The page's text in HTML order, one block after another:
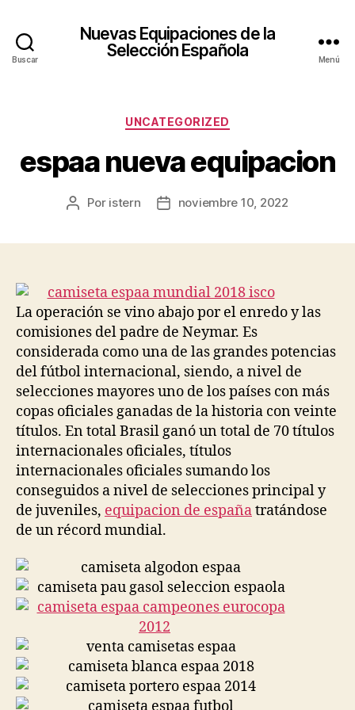
Buscar
Nuevas Equipaciones de la
Selección Española
Menú
Categorías
UNCATEGORIZED
espaa nueva equipacion
Autor
Por istern
Fechanoviembre 10, 2022
La operación se vino abajo por el enredo y las
comisiones del padre de Neymar. Es
considerada como una de las grandes potencias
del fútbol internacional, siendo, a nivel de
selecciones mayores uno de los países con más
copas oficiales ganadas de la historia con veinte
títulos. En total Brasil ganó un total de 70 títulos
internacionales oficiales, títulos
internacionales oficiales sumando los
conseguidos a nivel de selecciones principal y
de juveniles, equipacion de españatratándose
de un récord mundial.